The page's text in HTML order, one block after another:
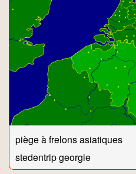
piège à frelons asiatiques
stedentrip georgie